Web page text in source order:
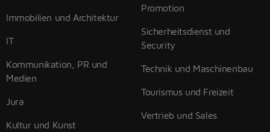
Immobilien und Architektur
IT
Kommunikation, PR und
Medien
Jura
Kultur und Kunst
Promotion
Sicherheitsdienst und
Security
Technik und Maschinenbau
Tourismus und Freizeit
Vertrieb und Sales